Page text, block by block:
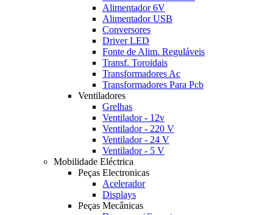
Alimentador 6V
Alimentador USB
Conversores
Driver LED
Fonte de Alim. Reguláveis
Transf. Toroidais
Transformadores Ac
Transformadores Para Pcb
Ventiladores
Grelhas
Ventilador - 12v
Ventilador - 220 V
Ventilador - 24 V
Ventilador - 5 V
Mobilidade Eléctrica
Peças Electronicas
Acelerador
Displays
Peças Mecânicas